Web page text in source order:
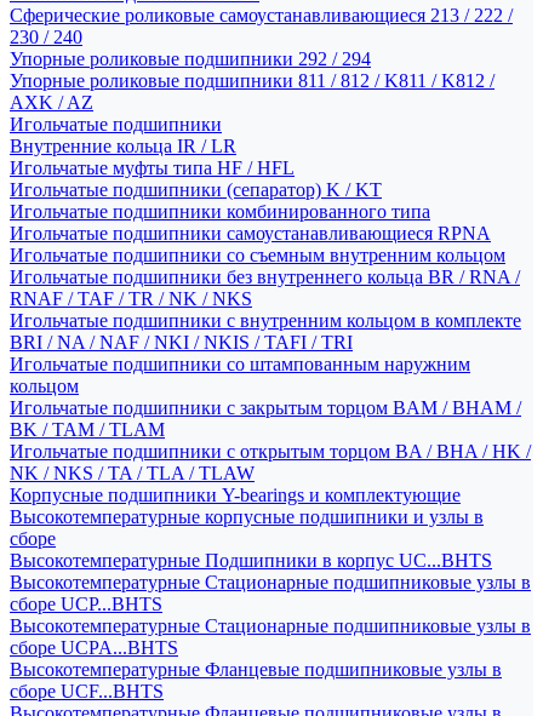
Сферические роликовые самоустанавливающиеся 213 / 222 /
230 / 240
Упорные роликовые подшипники 292 / 294
Упорные роликовые подшипники 811 / 812 / K811 / K812 /
AXK / AZ
Игольчатые подшипники
Внутренние кольца IR / LR
Игольчатые муфты типа HF / HFL
Игольчатые подшипники (сепаратор) K / KT
Игольчатые подшипники комбинированного типа
Игольчатые подшипники самоустанавливающиеся RPNA
Игольчатые подшипники со съемным внутренним кольцом
Игольчатые подшипники без внутреннего кольца BR / RNA /
RNAF / TAF / TR / NK / NKS
Игольчатые подшипники с внутренним кольцом в комплекте
BRI / NA / NAF / NKI / NKIS / TAFI / TRI
Игольчатые подшипники со штампованным наружним
кольцом
Игольчатые подшипники с закрытым торцом BAM / BHAM /
BK / TAM / TLAM
Игольчатые подшипники с открытым торцом BA / BHA / HK /
NK / NKS / TA / TLA / TLAW
Корпусные подшипники Y-bearings и комплектующие
Высокотемпературные корпусные подшипники и узлы в
сборе
Высокотемпературные Подшипники в корпус UC...BHTS
Высокотемпературные Стационарные подшипниковые узлы в
сборе UCP...BHTS
Высокотемпературные Стационарные подшипниковые узлы в
сборе UCPA...BHTS
Высокотемпературные Фланцевые подшипниковые узлы в
сборе UCF...BHTS